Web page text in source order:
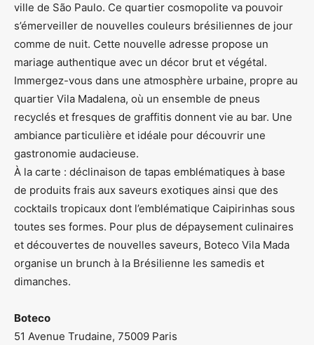
ville de São Paulo. Ce quartier cosmopolite va pouvoir
s’émerveiller de nouvelles couleurs brésiliennes de jour
comme de nuit. Cette nouvelle adresse propose un
mariage authentique avec un décor brut et végétal.
Immergez-vous dans une atmosphère urbaine, propre au
quartier Vila Madalena, où un ensemble de pneus
recyclés et fresques de graffitis donnent vie au bar. Une
ambiance particulière et idéale pour découvrir une
gastronomie audacieuse.
À la carte : déclinaison de tapas emblématiques à base
de produits frais aux saveurs exotiques ainsi que des
cocktails tropicaux dont l’emblématique Caipirinhas sous
toutes ses formes. Pour plus de dépaysement culinaires
et découvertes de nouvelles saveurs, Boteco Vila Mada
organise un brunch à la Brésilienne les samedis et
dimanches.
Boteco
51 Avenue Trudaine, 75009 Paris